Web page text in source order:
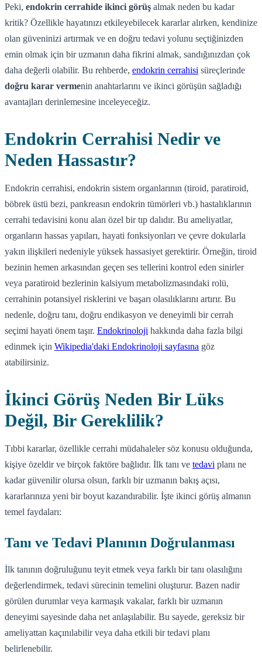
Peki, endokrin cerrahide ikinci görüş almak neden bu kadar
kritik? Özellikle hayatınızı etkileyebilecek kararlar alırken, kendinize
olan güveninizi artırmak ve en doğru tedavi yolunu seçtiğinizden
emin olmak için bir uzmanın daha fikrini almak, sandığınızdan çok
daha değerli olabilir. Bu rehberde, endokrin cerrahisi süreçlerinde
doğru karar vermenin anahtarlarını ve ikinci görüşün sağladığı
avantajları derinlemesine inceleyeceğiz.
Endokrin Cerrahisi Nedir ve
Neden Hassastır?
Endokrin cerrahisi, endokrin sistem organlarının (tiroid, paratiroid,
böbrek üstü bezi, pankreasın endokrin tümörleri vb.) hastalıklarının
cerrahi tedavisini konu alan özel bir tıp dalıdır. Bu ameliyatlar,
organların hassas yapıları, hayati fonksiyonları ve çevre dokularla
yakın ilişkileri nedeniyle yüksek hassasiyet gerektirir. Örneğin, tiroid
bezinin hemen arkasından geçen ses tellerini kontrol eden sinirler
veya paratiroid bezlerinin kalsiyum metabolizmasındaki rolü,
cerrahinin potansiyel risklerini ve başarı olasılıklarını artırır. Bu
nedenle, doğru tanı, doğru endikasyon ve deneyimli bir cerrah
seçimi hayati önem taşır. Endokrinoloji hakkında daha fazla bilgi
edinmek için Wikipedia'daki Endokrinoloji sayfasına göz
atabilirsiniz.
İkinci Görüş Neden Bir Lüks
Değil, Bir Gereklilik?
Tıbbi kararlar, özellikle cerrahi müdahaleler söz konusu olduğunda,
kişiye özeldir ve birçok faktöre bağlıdır. İlk tanı ve tedavi planı ne
kadar güvenilir olursa olsun, farklı bir uzmanın bakış açısı,
kararlarınıza yeni bir boyut kazandırabilir. İşte ikinci görüş almanın
temel faydaları:
Tanı ve Tedavi Planının Doğrulanması
İlk tanının doğruluğunu teyit etmek veya farklı bir tanı olasılığını
değerlendirmek, tedavi sürecinin temelini oluşturur. Bazen nadir
görülen durumlar veya karmaşık vakalar, farklı bir uzmanın
deneyimi sayesinde daha net anlaşılabilir. Bu sayede, gereksiz bir
ameliyattan kaçınılabilir veya daha etkili bir tedavi planı
belirlenebilir.